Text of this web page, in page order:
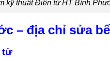
kỹ thuật Điện tử HT Bình
– địa chỉ sửa
từ